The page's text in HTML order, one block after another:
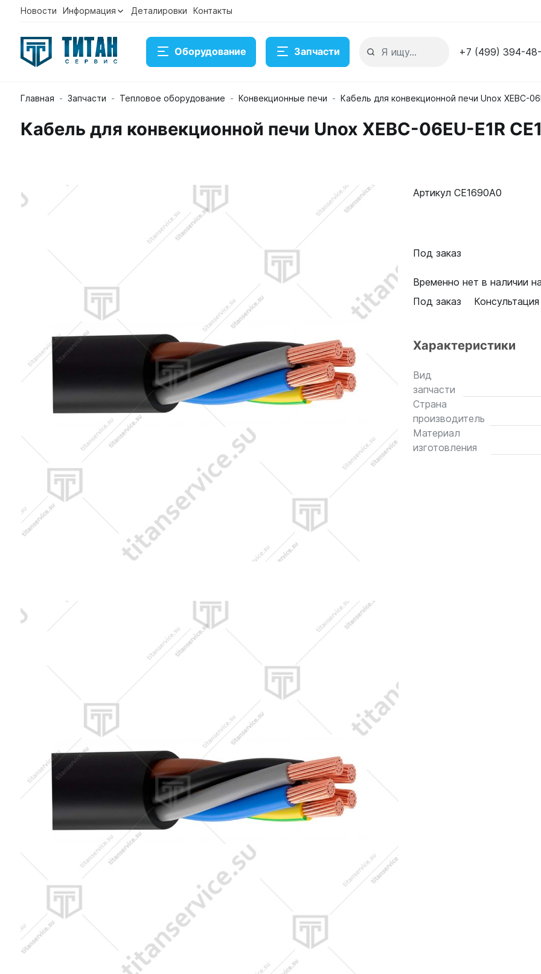
Новости Информация Деталировки Контакты
Оборудование Запчасти +7 (499) 394-
Главная Запчасти Тепловое оборудование Конвекционные печи Кабель для конвекционной печи Unox XEBC-
Под заказ
Кабель для конвекционной печи Unox XEBC-06EU-E1R
Артикул CE1690A0
Под заказ
Временно нет в наличии
Под заказ
Характеристики
Вид
запчасти
Страна
производитель
Материал
изготовления